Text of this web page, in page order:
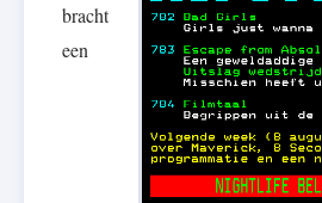
bracht
een